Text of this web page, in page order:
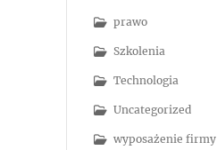
prawo
Szkolenia
Technologia
Uncategorized
wyposażenie firmy